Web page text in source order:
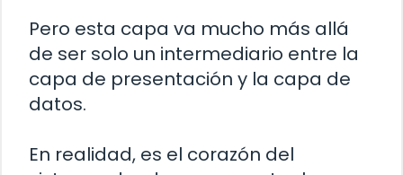
Pero esta capa va mucho más allá
de ser solo un intermediario entre la
capa de presentación y la capa de
datos.
En realidad, es el corazón del